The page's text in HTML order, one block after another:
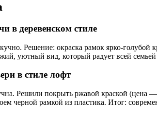
в деревенском стиле
Решение: окраска рамок ярко-
уютный вид, который радует всей
в стиле лофт
Решили покрыть ржавой краской (цена
черной рамкой из пластика. Итог: